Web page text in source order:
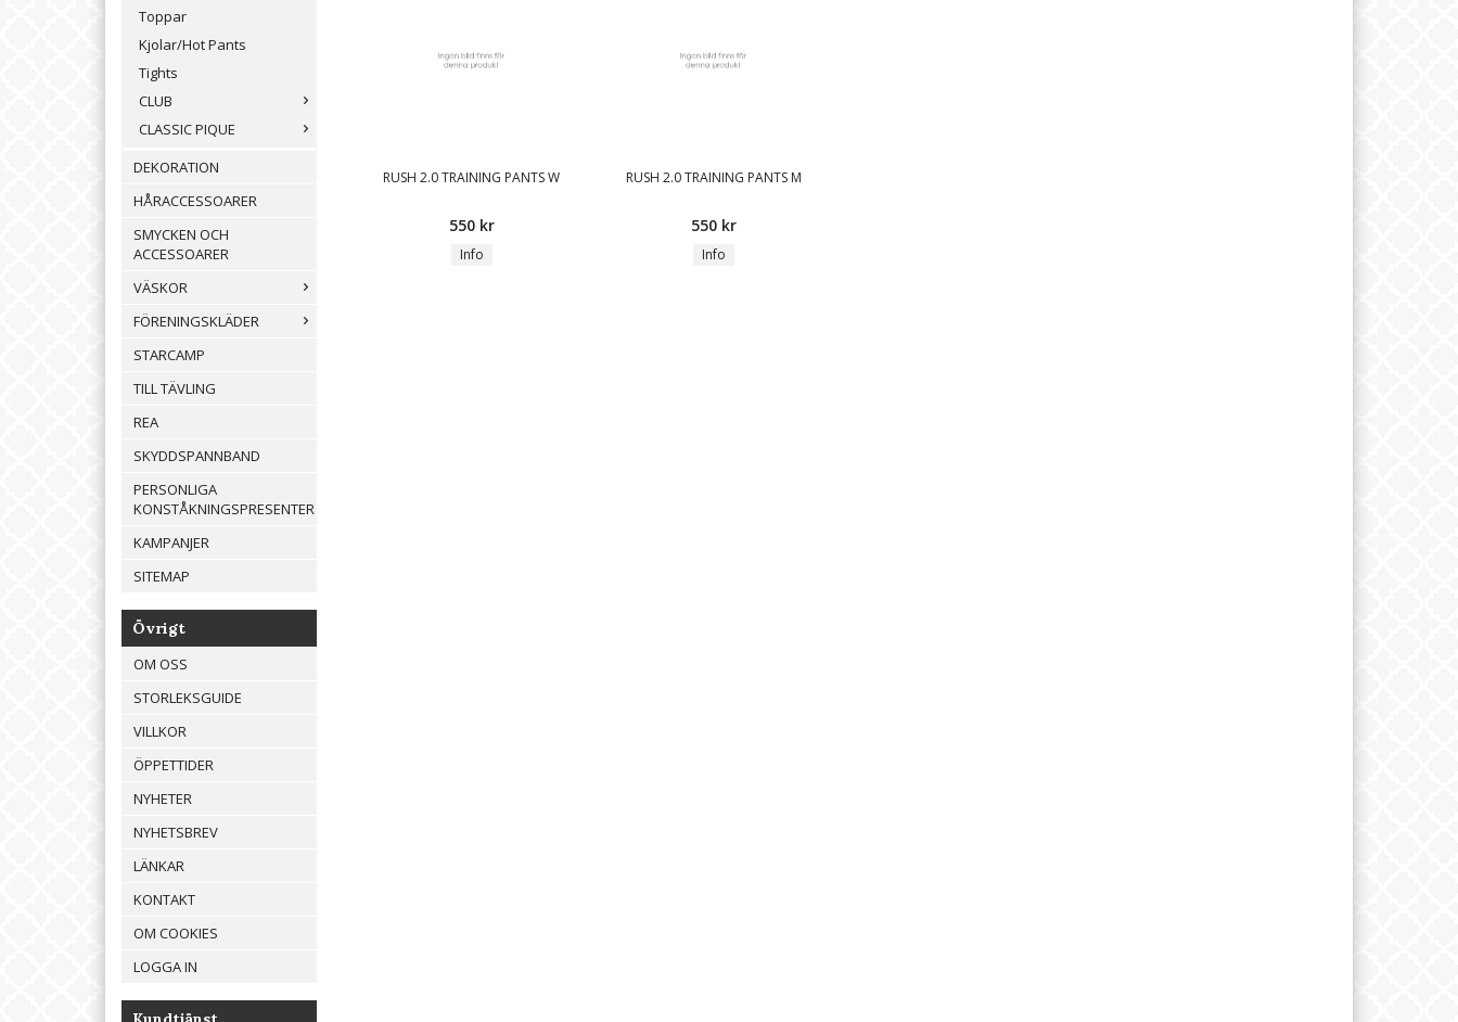
Toppar
Kjolar/Hot Pants
Tights
CLUB
CLASSIC PIQUE
DEKORATION
HÅRACCESSOARER
SMYCKEN OCH
ACCESSOARER
VÄSKOR
FÖRENINGSKLÄDER
STARCAMP
TILL TÄVLING
REA
SKYDDSPANNBAND
PERSONLIGA
KONSTÅKNINGSPRESENTER
KAMPANJER
SITEMAP
Övrigt
OM OSS
STORLEKSGUIDE
VILLKOR
ÖPPETTIDER
NYHETER
NYHETSBREV
LÄNKAR
KONTAKT
OM COOKIES
LOGGA IN
RUSH 2.0 TRAINING PANTS W
550 kr
Info
RUSH 2.0 TRAINING PANTS M
550 kr
Info